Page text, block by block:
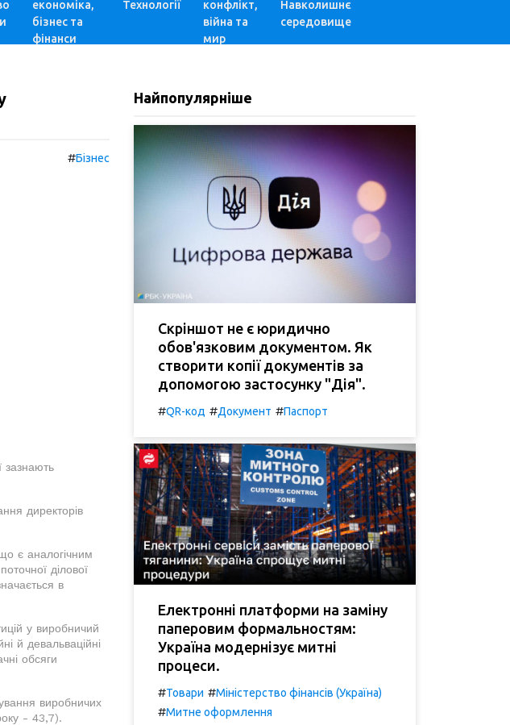
економіка,
бізнес та
фінанси
Технології
конфлікт,
війна та
мир
Навколишнє
середовище
#Бізнес
зазнають
директорів
є аналогічним
ділової
в
у виробничий
й девальваційні
обсяги
виробничих
- 43,7).
Найпопулярніше
Скріншот не є юридично
обов'язковим документом. Як
створити копії документів за
допомогою застосунку "Дія".
#QR-код #Документ #Паспорт
Електронні платформи на заміну
паперовим формальностям:
Україна модернізує митні
процеси.
#Товари #Міністерство фінансів (Україна)
#Митне оформлення